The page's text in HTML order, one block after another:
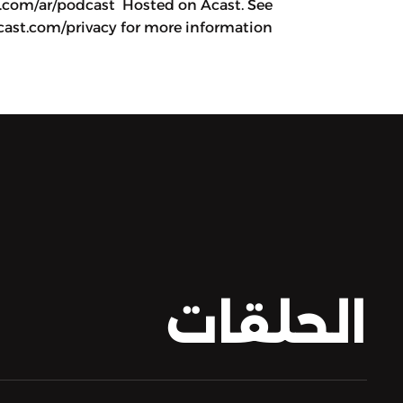
ar/podcast Hosted on Acast. See
privacy for more information.
الحلقات